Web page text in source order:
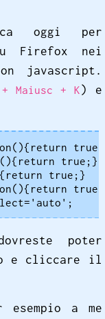
oggi per
Firefox nei
javascript.
+ Maiusc + K) e
true;}
true;}
poter
e cliccare il
a me